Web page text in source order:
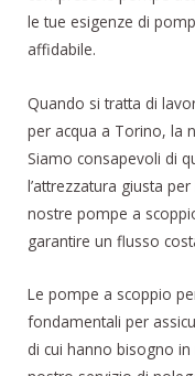
le tue esigenze di
affidabile.
Quando si tratta di
per acqua a Torino, la
Siamo consapevoli di
l’attrezzatura giusta
nostre pompe a
garantire un flusso
Le pompe a scoppio
fondamentali per
di cui hanno bisogno